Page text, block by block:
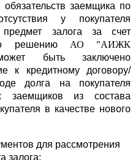
заемщика по
у покупателя
предмет залога за счет
решению АО "АИЖК
быть заключено
к кредитному договору/
долга на покупателя
заемщиков из состава
в качестве нового
для рассмотрения
залога: